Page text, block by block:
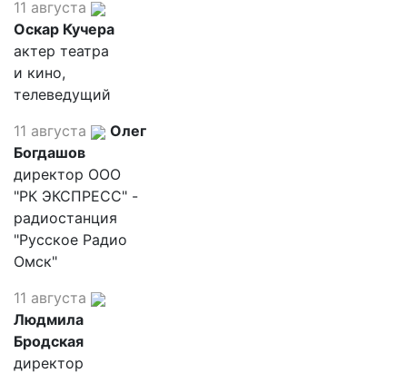
11 августа
Оскар Кучера
актер театра
и кино,
телеведущий
11 августа
Олег
Богдашов
директор ООО
"РК ЭКСПРЕСС" -
радиостанция
"Русское Радио
Омск"
11 августа
Людмила
Бродская
директор